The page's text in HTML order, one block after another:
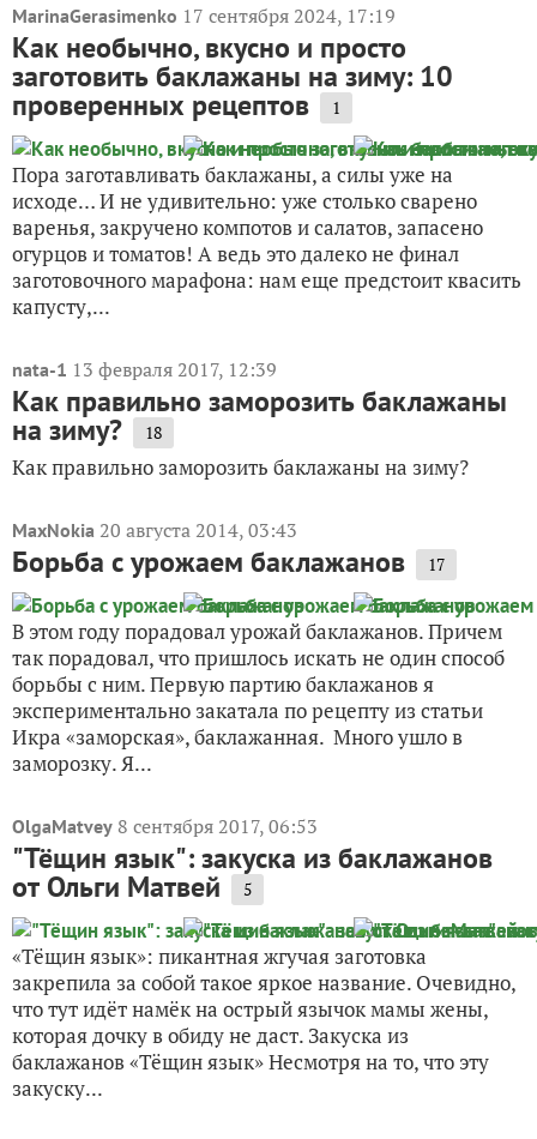
MarinaGerasimenko 17 сентября 2024, 17:19
Как необычно, вкусно и просто
заготовить баклажаны на зиму: 10
проверенных рецептов 1
Пора заготавливать баклажаны, а силы уже на
исходе… И не удивительно: уже столько сварено
варенья, закручено компотов и салатов, запасено
огурцов и томатов! А ведь это далеко не финал
заготовочного марафона: нам еще предстоит квасить
капусту,...
nata-1 13 февраля 2017, 12:39
Как правильно заморозить баклажаны
на зиму? 18
Как правильно заморозить баклажаны на зиму?
MaxNokia 20 августа 2014, 03:43
Борьба с урожаем баклажанов 17
В этом году порадовал урожай баклажанов. Причем
так порадовал, что пришлось искать не один способ
борьбы с ним. Первую партию баклажанов я
экспериментально закатала по рецепту из статьи
Икра «заморская», баклажанная. Много ушло в
заморозку. Я...
OlgaMatvey 8 сентября 2017, 06:53
"Тёщин язык": закуска из баклажанов
от Ольги Матвей 5
«Тёщин язык»: пикантная жгучая заготовка
закрепила за собой такое яркое название. Очевидно,
что тут идёт намёк на острый язычок мамы жены,
которая дочку в обиду не даст. Закуска из
баклажанов «Тёщин язык» Несмотря на то, что эту
закуску...